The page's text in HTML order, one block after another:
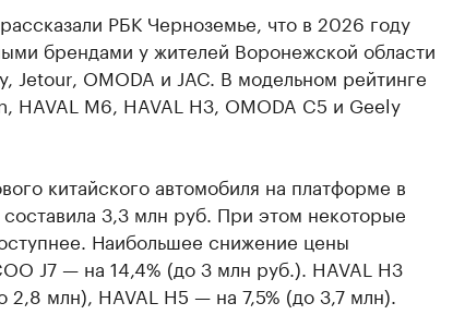
РБК Черноземье, что в 2026 году
брендами у жителей Воронежской области
Jetour, OMODA и JAC. В модельном рейтинге
HAVAL M6, HAVAL H3, OMODA C5 и Geely
китайского автомобиля на платформе в
3,3 млн руб. При этом некоторые
Наибольшее снижение цены
J7 — на 14,4% (до 3 млн руб.). HAVAL H3
млн), HAVAL H5 — на 7,5% (до 3,7 млн).